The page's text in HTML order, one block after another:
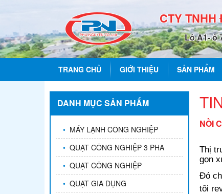
CTY TNHH
Lô A1- ô
TRANG CHỦ GIỚI THIỆU SẢN PHẨM
DANH MỤC SẢN PHẨM
• MÁY LẠNH CÔNG NGHIỆP
• QUẠT CÔNG NGHIỆP 3 PHA
• QUẠT CÔNG NGHIỆP
• QUẠT GIA DỤNG
NỒI
Thị
gọn
Đó
tôi